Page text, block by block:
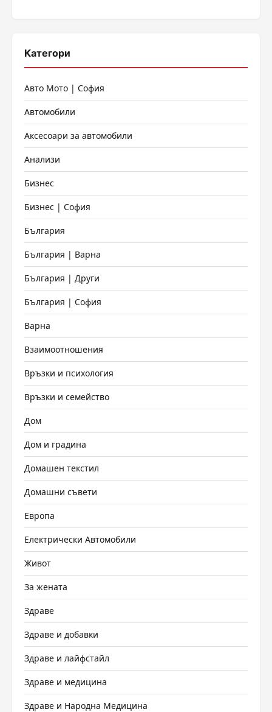
Категори
Авто Мото | София
Автомобили
Аксесоари за автомобили
Анализи
Бизнес
Бизнес | София
България
България | Варна
България | Други
България | София
Варна
Взаимоотношения
Връзки и психология
Връзки и семейство
Дом
Дом и градина
Домашен текстил
Домашни съвети
Европа
Електрически Автомобили
Живот
За жената
Здраве
Здраве и добавки
Здраве и лайфстайл
Здраве и медицина
Здраве и Народна Медицина